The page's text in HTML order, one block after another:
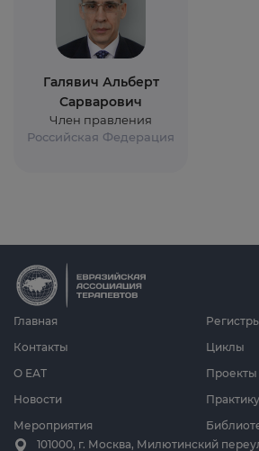
Галявич Альберт
Сарварович
Член правления
Российская Федерация
Главная
О ЕАТ
Новости
Мероприятия
Циклы
Контакты
101000, г. Москва, Милютинский